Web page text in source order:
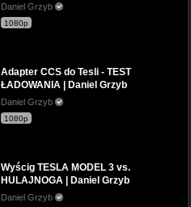
Daniel Grzyb
1080p
Adapter CCS do Tesli - TEST
ŁADOWANIA | Daniel Grzyb
Daniel Grzyb
1080p
Wyścig TESLA MODEL 3 vs.
HULAJNOGA | Daniel Grzyb
Daniel Grzyb